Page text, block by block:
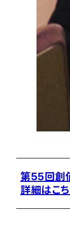
第55回創
詳細はこ